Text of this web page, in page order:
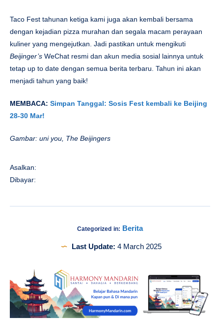
Taco Fest tahunan ketiga kami juga akan kembali bersama
dengan kejadian pizza murahan dan segala macam perayaan
kuliner yang mengejutkan. Jadi pastikan untuk mengikuti
Beijinger’s WeChat resmi dan akun media sosial lainnya untuk
tetap up to date dengan semua berita terbaru. Tahun ini akan
menjadi tahun yang baik!
MEMBACA: Simpan Tanggal: Sosis Fest kembali ke Beijing
28-30 Mar!
Gambar: uni you, The Beijingers
Asalkan:
Dibayar:
Categorized in: Berita
Last Update: 4 March 2025